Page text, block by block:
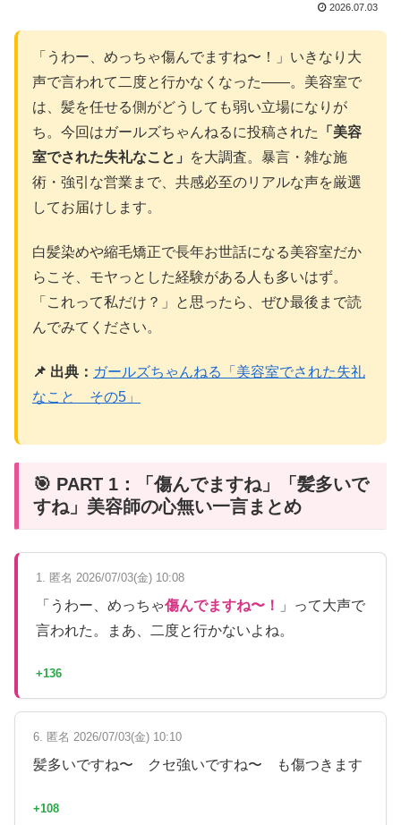
2026.07.03
「うわー、めっちゃ傷んでますね〜！」いきなり大
声で言われて二度と行かなくなった――。美容室で
は、髪を任せる側がどうしても弱い立場になりが
ち。今回はガールズちゃんねるに投稿された
「美容
室でされた失礼なこと」
を大調査。暴言・雑な施
術・強引な営業まで、共感必至のリアルな声を厳選
してお届けします。
白髪染めや縮毛矯正で長年お世話になる美容室だか
らこそ、モヤっとした経験がある人も多いはず。
「これって私だけ？」と思ったら、ぜひ最後まで読
んでみてください。
📌 出典： ガールズちゃんねる「美容室でされた失礼
なこと その5」
🎯 PART 1：「傷んでますね」「髪多いで
すね」美容師の心無い一言まとめ
1. 匿名 2026/07/03(金) 10:08
「うわー、めっちゃ傷んでますね〜！
」って大声で
言われた。まあ、二度と行かないよね。
+136
6. 匿名 2026/07/03(金) 10:10
髪多いですね〜 クセ強いですね〜 も傷つきます
+108